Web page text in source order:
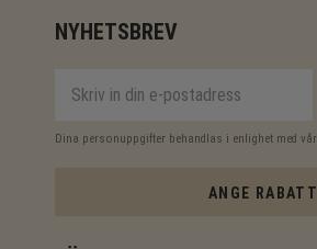
NYHETSBREV
Dina personuppgifter behandlas i enlighet med vår
ANGE RABATT